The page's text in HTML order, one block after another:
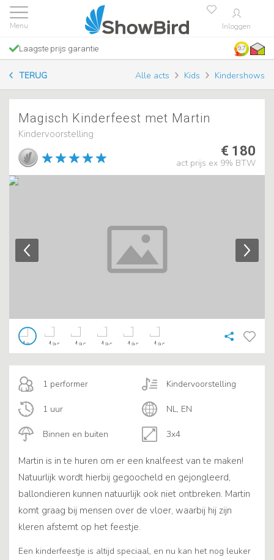
Inloggen
Laagste prijs garantie 9.7
TERUG Alle acts Kids Kindershows
Magisch Kinderfeest met Martin
Kindervoorstelling
€ 180
act prijs ex 9% BTW
1 performer
Binnen en buiten
Kindervoorstelling
1 uur
3x4
NL, EN
Martin is in te huren om er een knalfeest van te maken!
Natuurlijk wordt hierbij gegoocheld en gejongleerd,
ballondieren kunnen natuurlijk ook niet ontbreken. Martin
komt graag bij mensen over de vloer, waarbij hij zijn
kleren afstemt op het feestje.
Een kinderfeestje is altijd speciaal, en nu kan het nog leuker